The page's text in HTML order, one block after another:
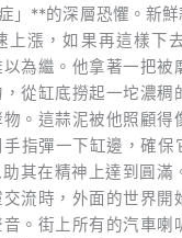
」**的深層恐懼。新鮮
上漲，如果再這樣下
以為繼。他拿著一把
從缸底撈起一坨濃稠
。這蒜泥被他照顧得
指彈一下缸邊，確保
其在精神上達到圓滿
流時，外面的世界開
。街上所有的汽車喇